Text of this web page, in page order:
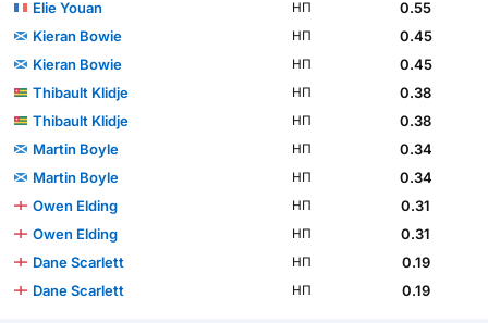
Elie Youan
НП
0.55
Kieran Bowie
НП
0.45
Kieran Bowie
НП
0.45
Thibault Klidje
НП
0.38
Thibault Klidje
НП
0.38
Martin Boyle
НП
0.34
Martin Boyle
НП
0.34
Owen Elding
НП
0.31
Owen Elding
НП
0.31
Dane Scarlett
НП
0.19
Dane Scarlett
НП 0.19